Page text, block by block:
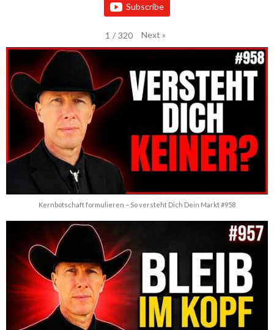
Subscribe
1 / 320 Next »
Kernbotschaft formulieren – So versteht Dich Dein Markt #958